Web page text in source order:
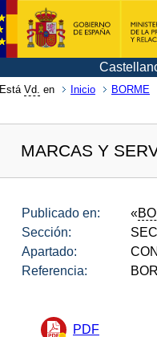
Está Vd. en Inicio BORME
MARCAS Y
Publicado en: «
Sección:
Apartado:
Referencia:
PDF